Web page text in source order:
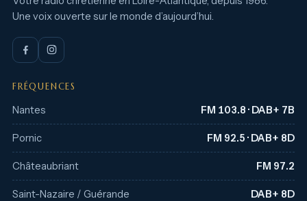
Une voix ouverte sur le monde d’aujourd’hui.
FRÉQUENCES
Nantes FM 103.8 · DAB+ 7B
Pornic FM 92.5 · DAB+ 8D
Châteaubriant FM 97.2
Saint-Nazaire / Guérande DAB+ 8D